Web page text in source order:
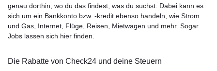
genau dorthin, wo du das findest, was du suchst. Dabei kann es
sich um ein Bankkonto bzw. -kredit ebenso handeln, wie Strom
und Gas, Internet, Flüge, Reisen, Mietwagen und mehr. Sogar
Jobs lassen sich hier finden.
Die Rabatte von Check24 und deine Steuern